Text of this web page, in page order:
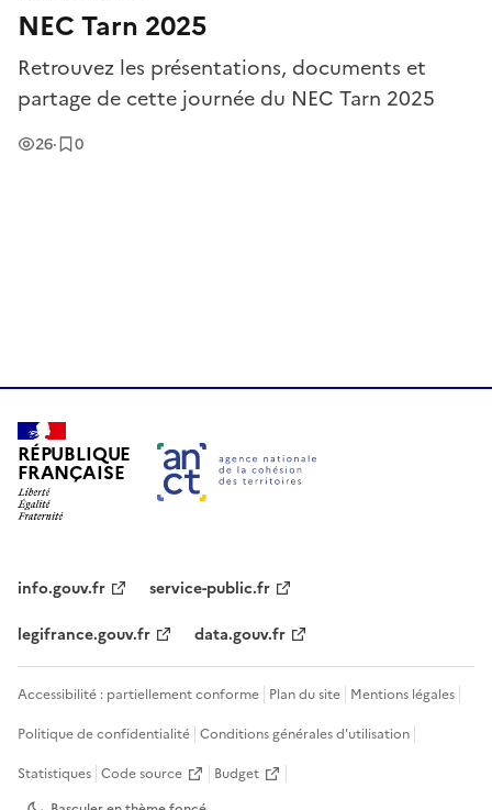
NEC Tarn 2025
Retrouvez les présentations, documents et
partage de cette journée du NEC Tarn 2025
26Vues
· 0Enregistrement
RÉPUBLIQUE
FRANÇAISE
info.gouv.fr
service-public.fr
legifrance.gouv.fr
data.gouv.fr
Accessibilité : partiellement conforme Plan du site Mentions légales
Politique de confidentialité Conditions générales d'utilisation
Statistiques Code source
Budget